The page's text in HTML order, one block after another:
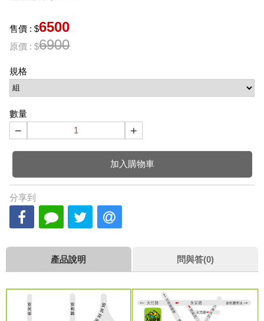
售價 : $6500
原價 : $6900
規格
數量
− +
加入購物車
分享到
產品說明 問與答(0)